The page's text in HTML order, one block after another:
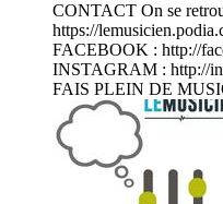
CONTACT On se
https://
FACEBOOK : http://
INSTAGRAM : http://
FAIS PLEIN DE